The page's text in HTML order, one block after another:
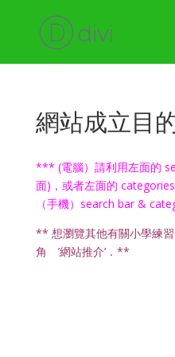
網站成立目
*** (電腦）請利用左面的
面)，或者左面的
（手機）search bar &
** 想瀏覽其他有關小學練
角 ’網站推介’．**